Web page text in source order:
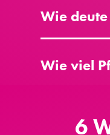
Wie
Wie viel
6